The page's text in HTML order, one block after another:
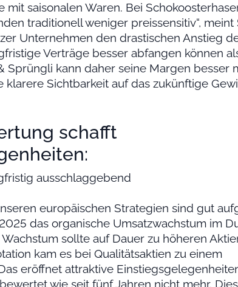
mit saisonalen Waren. Bei
traditionell weniger preissensitiv“, meint
Unternehmen den drastischen Anstieg
Verträge besser abfangen können
Sprüngli kann daher seine Margen besser
klarere Sichtbarkeit auf das zukünftige
schafft
ausschlaggebend
europäischen Strategien sind gut
das organische Umsatzwachstum im
sollte auf Dauer zu höheren
kam es bei Qualitätsaktien zu einem
eröffnet attraktive
wie seit fünf Jahren nicht mehr.